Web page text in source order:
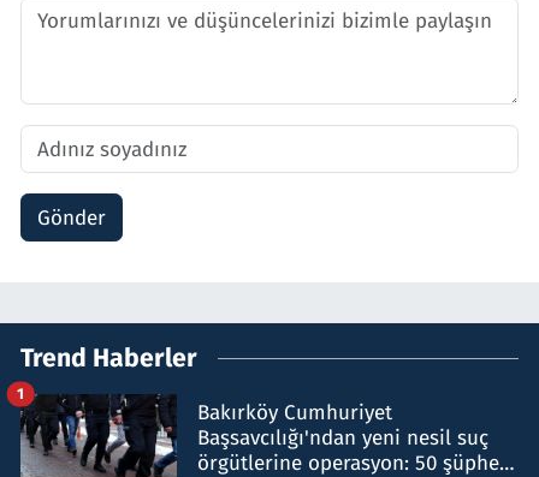
Gönder
Trend Haberler
Bakırköy Cumhuriyet
Başsavcılığı'ndan yeni nesil suç
örgütlerine operasyon: 50 şüpheli
1